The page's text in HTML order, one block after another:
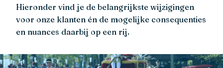
Hieronder vind je de belangrijkste wijzigingen
voor onze klanten én de mogelijke consequenties
en nuances daarbij op een rij.